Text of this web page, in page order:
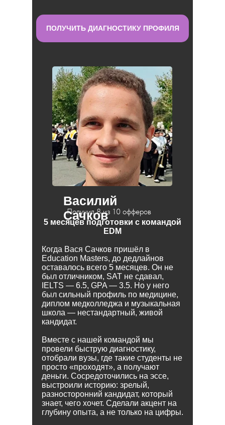
ПОЛУЧИТЬ ДИАГНОСТИКУ ПРОФИЛЯ
Василий
Сачков
Получил 8 из 10 офферов
5 месяцев подготовки с командой
EDM
Когда Вася Сачков пришёл в
Education Masters, до дедлайнов
оставалось всего 5 месяцев. Он не
был отличником, SAT не сдавал,
IELTS — 6.5, GPA — 3.5. Но у него
был сильный профиль по медицине,
диплом медколледжа и музыкальная
школа — нестандартный, живой
кандидат.
Вместе с нашей командой мы
провели быструю диагностику,
отобрали вузы, где такие студенты не
просто «проходят», а получают
деньги. Сосредоточились на эссе,
выстроили историю: зрелый,
разносторонний кандидат, который
знает, чего хочет. Сделали акцент на
глубину опыта, а не только на цифры.